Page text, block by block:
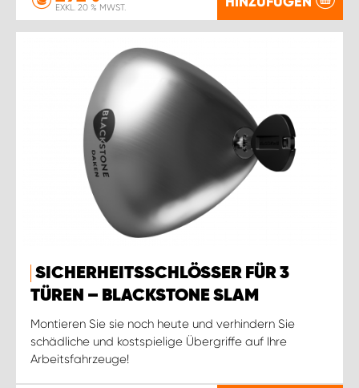
EXKL. 20 % MWST.
SICHERHEITSSCHLÖSSER FÜR 3
TÜREN – BLACKSTONE SLAM
Montieren Sie sie noch heute und verhindern Sie
schädliche und kostspielige Übergriffe auf Ihre
Arbeitsfahrzeuge!